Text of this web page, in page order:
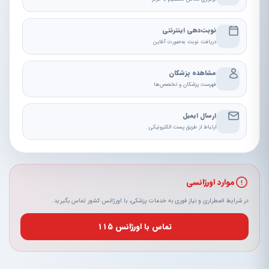
ارائه خدمات تخصصی و فوق تخصصی درمانی
نوبت‌دهی اینترنتی
دریافت نوبت به‌صورت آنلاین
مشاهده پزشکان
فهرست پزشکان و تخصص‌ها
ارسال ایمیل
ارتباط از طریق پست الکترونیکی
موارد اورژانسی
در شرایط اضطراری و نیاز فوری به خدمات پزشکی، با اورژانس کشور تماس بگیرید.
تماس با اورژانس ۱۱۵